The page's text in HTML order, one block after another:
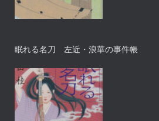
眠れる名刀 左近・浪華の事件帳